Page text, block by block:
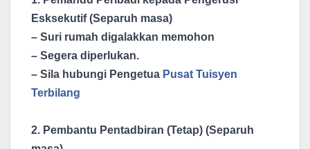
Esksekutif (Separuh masa)
– Suri rumah digalakkan memohon
– Segera diperlukan.
– Sila hubungi Pengetua Pusat Tuisyen
Terbilang
2. Pembantu Pentadbiran (Tetap) (Separuh